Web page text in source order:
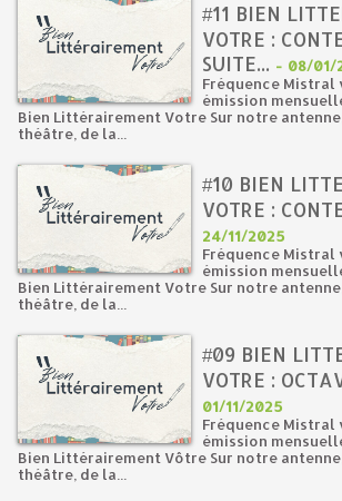
#11 BIEN
VOTRE :
SUITE... - 08/01/
Fréquence Mistral
émission
Bien Littérairement Votre Sur notre
théâtre, de la...
#10 BIEN
VOTRE :
24/11/2025
Fréquence Mistral
émission
Bien Littérairement Votre Sur notre
théâtre, de la...
#09 BIEN
VOTRE :
01/11/2025
Fréquence Mistral
émission
Bien Littérairement Vôtre Sur notre
théâtre, de la...